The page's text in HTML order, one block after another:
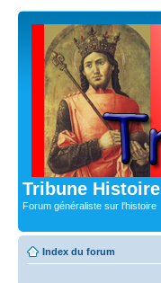
Tribune Histoire
Forum généraliste sur l'histoire
Index du forum